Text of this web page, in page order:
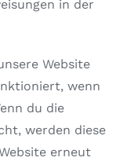
in der
Website
wenn
du die
werden diese
erneut